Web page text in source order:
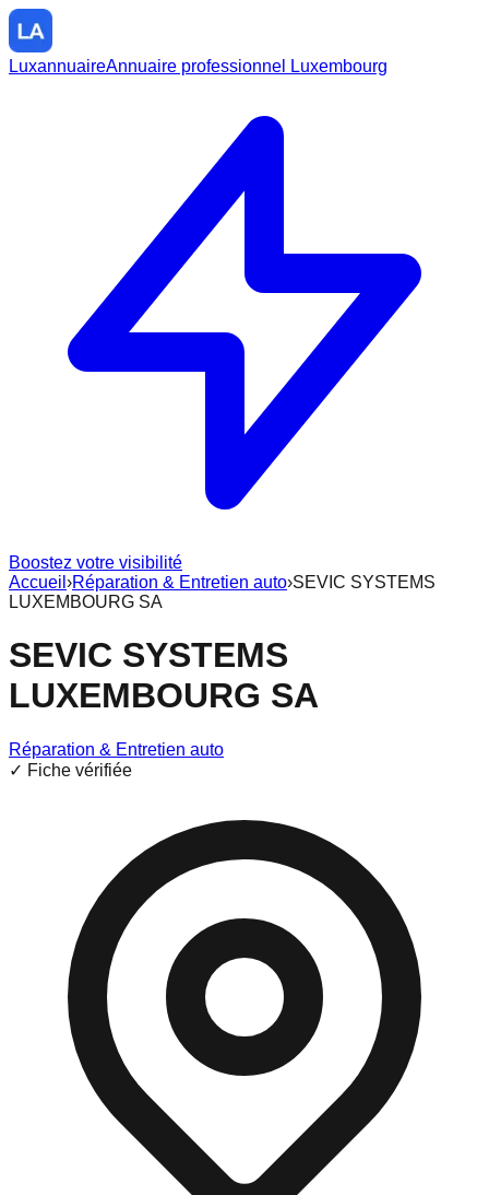
LuxannuaireAnnuaire professionnel Luxembourg
Boostez votre visibilité
Accueil ›Réparation & Entretien auto›SEVIC SYSTEMS
LUXEMBOURG SA
SEVIC SYSTEMS
LUXEMBOURG SA
Réparation & Entretien auto
✓ Fiche vérifiée